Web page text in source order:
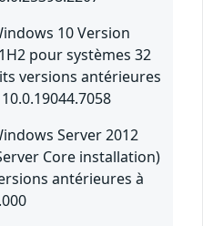
10 Version
pour systèmes 32
versions antérieures
Server 2012
Core installation)
antérieures à